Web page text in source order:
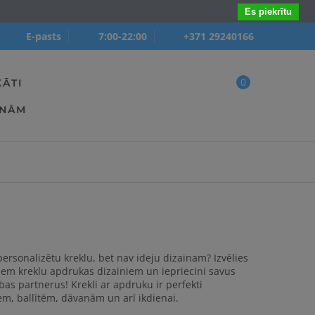
E-pasts 7:00-22:00 +371 29240166
0
kreklu, bet nav ideju dizainam? Izvēlies
kreklu apdrukas dizainiem un iepriecini savus
partnerus! Krekli ar apdruku ir perfekti
ballītēm, dāvanām un arī ikdienai.
Es piekrītu